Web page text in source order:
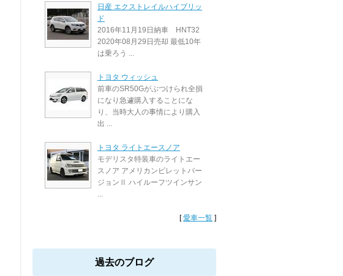
日産 エクストレイルハイブリッ
ド
2016年11月19日納車 HNT32
2020年08月29日売却 最低10年
は乗ろう ...
トヨタ ウィッシュ
前車のSR50Gがぶつけられ全損
になり急遽購入することにな
り、当時大人の事情により購入
出 ...
トヨタ ライトエースノア
モデリスタ特装車のライトエー
スノア アメリカンビレットバー
ジョンⅡ ハイルーフツインサン
...
[愛車一覧 ]
過去のブログ